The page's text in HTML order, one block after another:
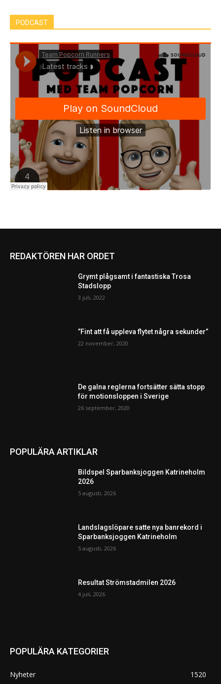
PODCAST
REDAKTÖREN HAR ORDET
Grymt plågsamt i fantastiska Trosa
Stadslopp
3 juli, 2022
”Fint att få uppleva flytet några sekunder”
22 november, 2020
De galna reglerna fortsätter sätta stopp
för motionsloppen i Sverige
26 september, 2020
POPULÄRA ARTIKLAR
Bildspel Sparbanksjoggen Katrineholm
2026
5 augusti, 2026
Landslagslöpare satte nya banrekord i
Sparbanksjoggen Katrineholm
5 augusti, 2026
Resultat Strömstadmilen 2026
4 juli, 2026
POPULÄRA KATEGORIER
Nyheter
1520